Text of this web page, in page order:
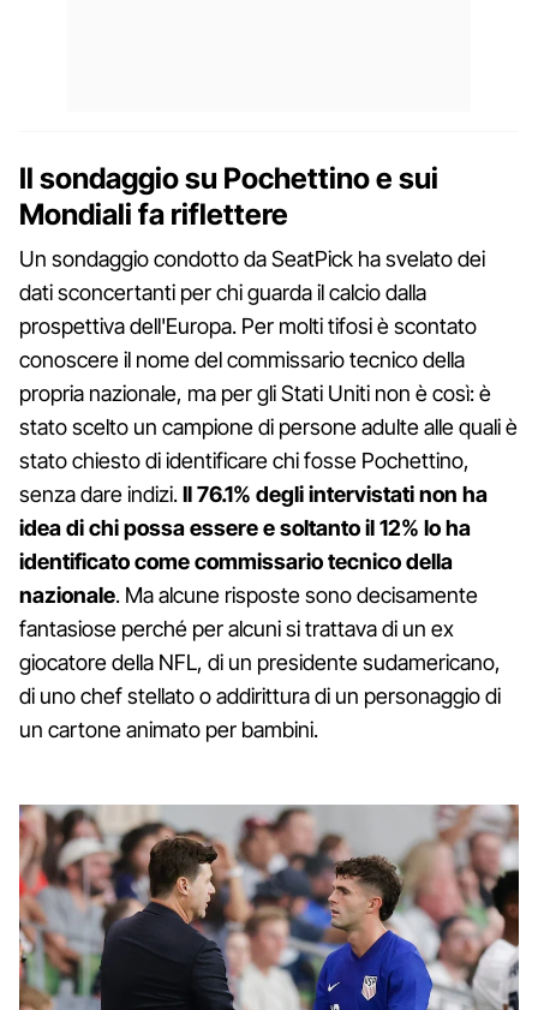
Il sondaggio su Pochettino e sui
Mondiali fa riflettere
Un sondaggio condotto da SeatPick ha svelato dei
dati sconcertanti per chi guarda il calcio dalla
prospettiva dell'Europa. Per molti tifosi è scontato
conoscere il nome del commissario tecnico della
propria nazionale, ma per gli Stati Uniti non è così: è
stato scelto un campione di persone adulte alle quali è
stato chiesto di identificare chi fosse Pochettino,
senza dare indizi.Il 76.1% degli intervistati non ha
idea di chi possa essere e soltanto il 12% lo ha
identificato come commissario tecnico della
nazionale. Ma alcune risposte sono decisamente
fantasiose perché per alcuni si trattava di un ex
giocatore della NFL, di un presidente sudamericano,
di uno chef stellato o addirittura di un personaggio di
un cartone animato per bambini.